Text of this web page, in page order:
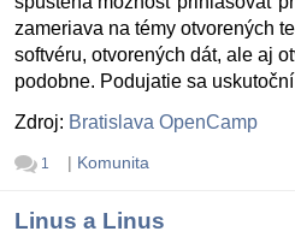
zameriava na témy otvorených
softvéru, otvorených dát, ale aj
podobne. Podujatie sa
Zdroj: Bratislava OpenCamp
1 | Komunita
Linus a Linus